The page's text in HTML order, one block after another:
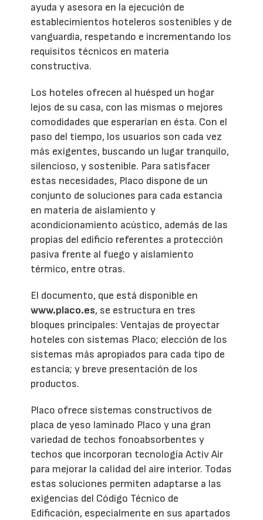
ayuda y asesora en la ejecución de
establecimientos hoteleros sostenibles y de
vanguardia, respetando e incrementando los
requisitos técnicos en materia
constructiva.
Los hoteles ofrecen al huésped un hogar
lejos de su casa, con las mismas o mejores
comodidades que esperarían en ésta. Con el
paso del tiempo, los usuarios son cada vez
más exigentes, buscando un lugar tranquilo,
silencioso, y sostenible. Para satisfacer
estas necesidades, Placo dispone de un
conjunto de soluciones para cada estancia
en materia de aislamiento y
acondicionamiento acústico, además de las
propias del edificio referentes a protección
pasiva frente al fuego y aislamiento
térmico, entre otras.
El documento, que está disponible en
www.placo.es, se estructura en tres
bloques principales: Ventajas de proyectar
hoteles con sistemas Placo; elección de los
sistemas más apropiados para cada tipo de
estancia; y breve presentación de los
productos.
Placo ofrece sistemas constructivos de
placa de yeso laminado Placo y una gran
variedad de techos fonoabsorbentes y
techos que incorporan tecnología Activ Air
para mejorar la calidad del aire interior. Todas
estas soluciones permiten adaptarse a las
exigencias del Código Técnico de
Edificación, especialmente en sus apartados